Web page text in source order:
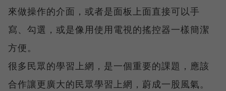
來做操作的介面，或者是面板上面直接可以手
寫、勾選，或是像用使用電視的搖控器一樣簡潔
方便。
很多民眾的學習上網，是一個重要的課題，應該
合作讓更廣大的民眾學習上網，蔚成一股風氣。